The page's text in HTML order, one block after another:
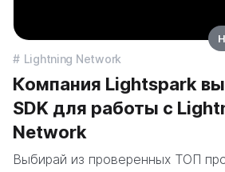
Lightning Network
Компания Lightspark
SDK для работы с
Network
Выбирай из проверенных ТОП